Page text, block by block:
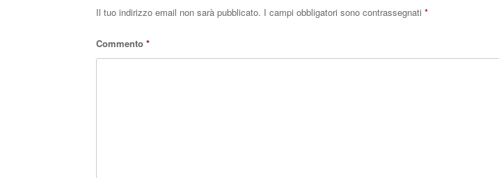
Il tuo indirizzo email non sarà pubblicato. I campi obbligatori sono contrassegnati *
Commento *